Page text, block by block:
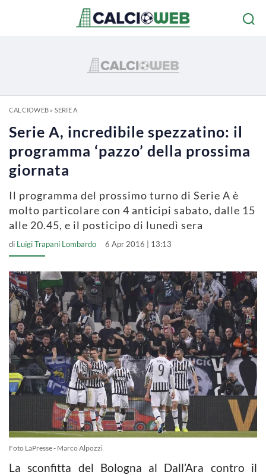
CALCIOWEB» SERIE A
Serie A, incredibile spezzatino: il
programma ‘pazzo’ della prossima
giornata
Il programma del prossimo turno di Serie A è
molto particolare con 4 anticipi sabato, dalle 15
alle 20.45, e il posticipo di lunedì sera
di Luigi Trapani Lombardo 6 Apr 2016 | 13:13
Foto LaPresse - Marco Alpozzi
La sconfitta del Bologna al Dall’Ara contro il